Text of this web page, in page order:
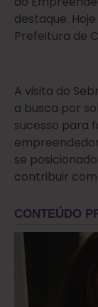
destaque.
Prefeitura de
A visita do
a busca por
sucesso para
se
contribuir